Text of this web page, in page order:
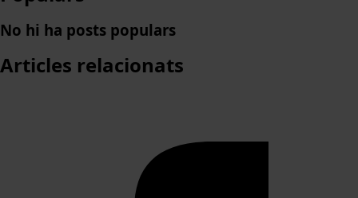
No hi ha posts populars
Articles relacionats